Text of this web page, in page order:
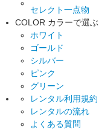
セレクト一点物
COLOR カラーで選ぶ
ホワイト
ゴールド
シルバー
ピンク
グリーン
レンタル利用規約
レンタルの流れ
よくある質問